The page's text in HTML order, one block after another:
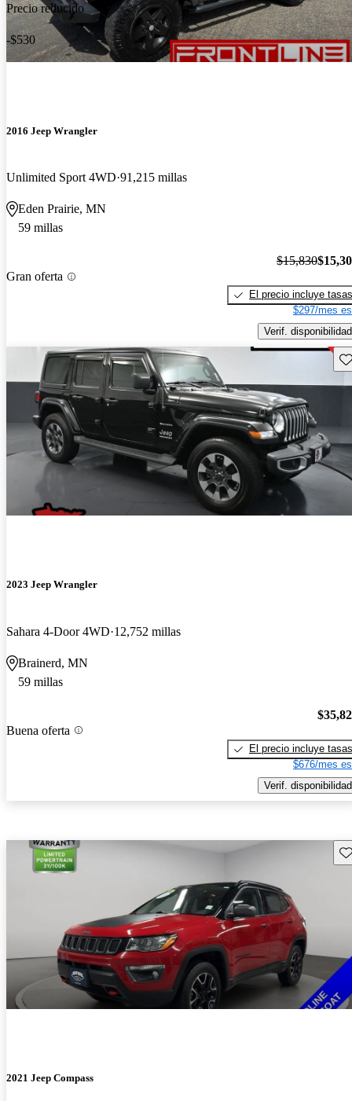
Precio reducido
-$530
2016 Jeep Wrangler
Unlimited Sport 4WD 91,215 millas
Eden Prairie, MN
59 millas
Gran oferta
$15,830
El precio incluye tasas
$297/mes
Verif. disponibilidad
2023 Jeep Wrangler
Sahara 4-Door 4WD 12,752 millas
Brainerd, MN
59 millas
Buena oferta
El precio incluye tasas
$676/mes
Verif. disponibilidad
2021 Jeep Compass